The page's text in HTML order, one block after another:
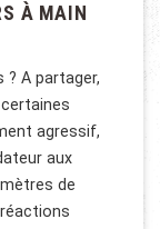
À MAIN
A partager,
agressif,
aux
de